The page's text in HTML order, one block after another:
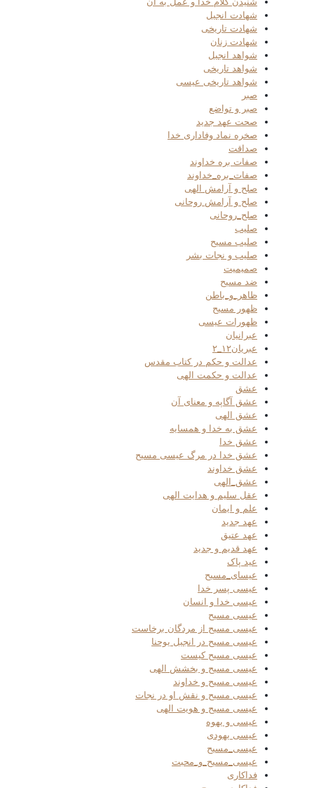
شهادت انجیل
شهادت تاریخی
شهادت زنان
شواهد انجیل
شواهد تاریخی
شواهد تاریخی عیسی
صبر
صبر و تواضع
صحت عهد جدید
صخره نماد وفاداری خدا
صداقت
صفات بره خداوند
صفات_بره_خداوند
صلح و آرامش الهی
صلح و آرامش روحانی
صلح_روحانی
صلیب
صلیب مسیح
صلیب و نجات بشر
صمیمیت
ضد مسیح
ظاهر_و_باطن
ظهور مسیح
ظهورات عیسی
عبرانیان
عبریان۱۲_۲
عدالت و حکم در کتاب مقدس
عدالت و حکمت الهی
عشق
عشق آگاپه و معنای آن
عشق الهی
عشق به خدا و همسایه
عشق خدا
عشق خدا در مرگ عیسی مسیح
عشق خداوند
عشق_الهی
عقل سلیم و هدایت الهی
علم و ایمان
عهد جدید
عهد عتیق
عهد قدیم و جدید
عید پاک
عیسای_مسیح
عیسی پسر خدا
عیسی خدا و انسان
عیسی مسیح
عیسی مسیح از مردگان برخاست
عیسی مسیح در انجیل یوحنا
عیسی مسیح کیست
عیسی مسیح و بخشش الهی
عیسی مسیح و خداوند
عیسی مسیح و نقش او در نجات
عیسی مسیح و هویت الهی
عیسی و یهوه
عیسی یهودی
عیسی_مسیح
عیسی_مسیح_و_محبت
فداکاری